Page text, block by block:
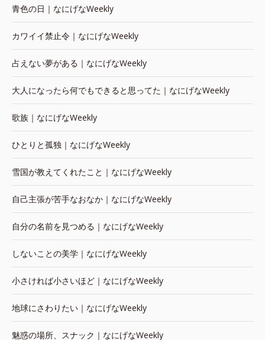
青色の日｜なにげなWeekly
カワイイ禁止令｜なにげなWeekly
占えない夢がある｜なにげなWeekly
大人になったら何でもできると思ってた｜なにげなWeekly
歌族｜なにげなWeekly
ひとりと孤独｜なにげなWeekly
雪国が教えてくれたこと｜なにげなWeekly
自己主張が苦手なおなか｜なにげなWeekly
自分の名前を見つめる｜なにげなWeekly
しないことの美学｜なにげなWeekly
小さければ小さいほど｜なにげなWeekly
地球にさわりたい｜なにげなWeekly
魅惑の場所、スナック｜なにげなWeekly